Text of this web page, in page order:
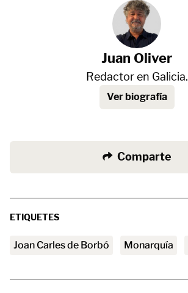
Juan Oliver
Redactor en Galicia.
Ver biografía
Comparte
ETIQUETES
Joan Carles de Borbó Monarquía